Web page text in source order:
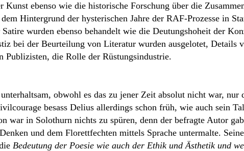
ebenso wie die historische Forschung über die
Hintergrund der hysterischen Jahre der RAF-Prozesse in
wurden ebenso behandelt wie die Deutungshoheit der
bei der Beurteilung von Literatur wurden ausgelotet, Details
Publizisten, die Rolle der Rüstungsindustrie.
obwohl es das zu jener Zeit absolut nicht war,
besass Delius allerdings schon früh, wie auch sein
war in Solothurn nichts zu spüren, denn der befragte Autor
und dem Florettfechten mittels Sprache untermalte.
Bedeutung der Poesie wie auch der Ethik und Ästhetik und